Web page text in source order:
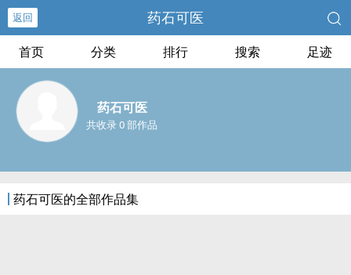
返回 药石可医
首页 分类 排行 搜索 足迹
药石可医
共收录 0 部作品
药石可医的全部作品集